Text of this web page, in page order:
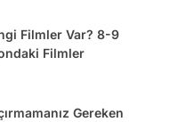
Filmler Var? 8-9
Filmler
Gereken